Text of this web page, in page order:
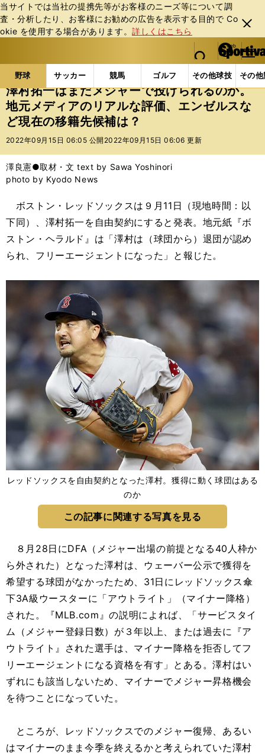
当サイトでは当社の提携先等がお客様のニーズ等について調
査・分析したり、お客様にお勧めの広告を表⽰する⽬的で Co
okie を使⽤する場合があります。詳しくはこちら
閉じ
る
web Sportiva (webスポルティーバ)
検索
マイペ
ー
ジ
メニュ
野球 サッカー 競馬 ゴルフ その他球技 その
b
ス
ポ
ル
テ
ー
バ
野球の記事一覧 MLB MLB 澤村拓一はまだメジ
澤村拓一はまだメジャーで投げられるのか。
地元メディアのリアルな評価、エンゼルスな
ど現在の移籍先候補は？
2022年09月15日 06:05 公開 2022年09月15日 06:06 更新
澤良憲●取材・文 text by Sawa Yoshinori
photo by Kyodo News
ボストン・レッドソックスは９月11日（現地時間：以
下同）、澤村拓一を自由契約にすると発表。地元紙『ボ
ストン・ヘラルド』は「澤村は（球団から）退団が認め
られ、フリーエージェントになった」と報じた。
レッドソックスを自由契約となった澤村。獲得に動く球団はある
のか
この記事に関連する写真を見る
８月28日にDFA（メジャー出場の前提となる40人枠か
ら外された）となった澤村は、ウェーバー公示で獲得を
希望する球団がなかったため、31日にレッドソックス傘
下3A級ウースターに「アウトライト」（マイナー降格）
された。『MLB.com』の説明によれば、「サービスタイ
ム（メジャー登録日数）が３年以上、または過去に『ア
ウトライト』された選手は、マイナー降格を拒否してフ
リーエージェントになる資格を有す」とある。澤村はい
ずれにも該当しないため、マイナーでメジャー昇格機会
を待つことになっていた。
ところが、レッドソックスでのメジャー復帰、あるい
はマイナーのまま今季を終えるかと考えられていた澤村